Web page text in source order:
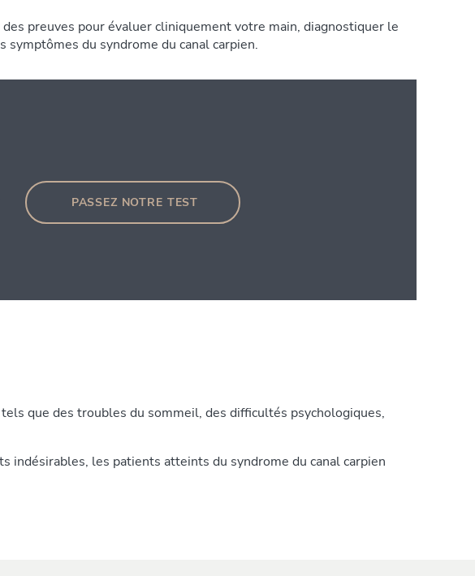
preuves pour évaluer cliniquement votre main, diagnostiquer le
du syndrome du canal carpien.
PASSEZ NOTRE TEST
que des troubles du sommeil, des difficultés psychologiques,
indésirables, les patients atteints du syndrome du canal carpien